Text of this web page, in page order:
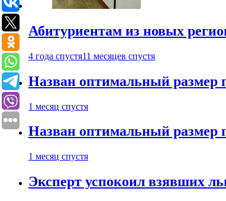
Абитуриентам из новых
4 года спустя11 месяцев спустя
Назван оптимальный размер
1 месяц спустя
Назван оптимальный размер
1 месяц спустя
Эксперт успокоил взявших